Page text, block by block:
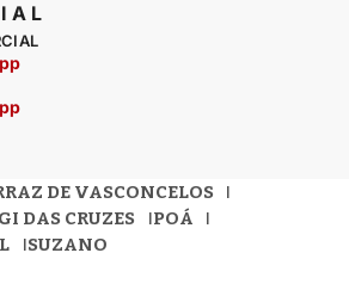
DE VASCONCELOS
DAS CRUZES
POÁ
SUZANO